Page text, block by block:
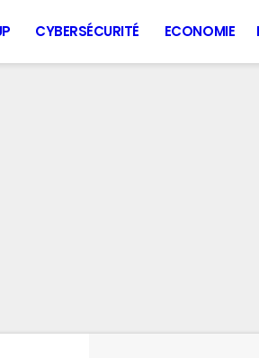
CYBERSÉCURITÉ ECONOMIE